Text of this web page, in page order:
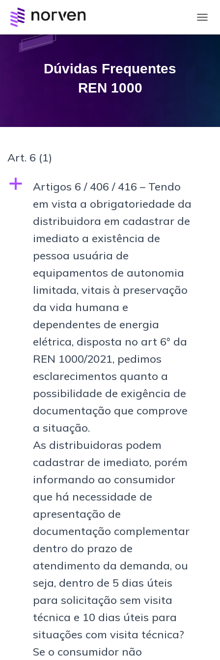
L
E
Dúvidas Frequentes
REN 1000
Art. 6 (1)
a
Artigos 6 / 406 / 416 – Tendo
em vista a obrigatoriedade da
distribuidora em cadastrar de
imediato a existência de
pessoa usuária de
equipamentos de autonomia
limitada, vitais à preservação
da vida humana e
dependentes de energia
elétrica, disposta no art 6° da
REN 1000/2021, pedimos
esclarecimentos quanto a
possibilidade de exigência de
documentação que comprove
a situação.
As distribuidoras podem
cadastrar de imediato, porém
informando ao consumidor
que há necessidade de
apresentação de
documentação complementar
dentro do prazo de
atendimento da demanda, ou
seja, dentro de 5 dias úteis
para solicitação sem visita
técnica e 10 dias úteis para
situações com visita técnica?
Se o consumidor não